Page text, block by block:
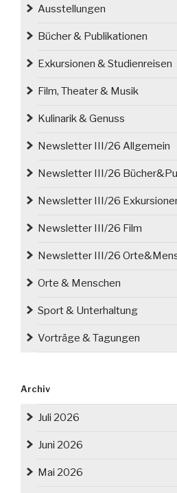
Ausstellungen
Bücher & Publikationen
Exkursionen & Studienreisen
Film, Theater & Musik
Kulinarik & Genuss
Newsletter III/26 Allgemein
Newsletter III/26
Newsletter III/26
Newsletter III/26 Film
Newsletter III/26
Orte & Menschen
Sport & Unterhaltung
Vorträge & Tagungen
Archiv
Juli 2026
Juni 2026
Mai 2026